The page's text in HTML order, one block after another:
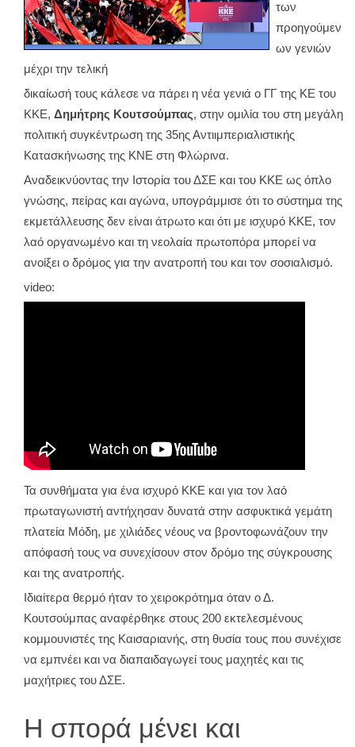
των
προηγούμεν
ων γενιών
μέχρι την τελική
δικαίωσή τους κάλεσε να πάρει η νέα γενιά ο ΓΓ της ΚΕ του
ΚΚΕ, Δημήτρης Κουτσούμπας, στην ομιλία του στη μεγάλη
πολιτική συγκέντρωση της 35ης Αντιιμπεριαλιστικής
Κατασκήνωσης της ΚΝΕ στη Φλώρινα.
Αναδεικνύοντας την Ιστορία του ΔΣΕ και του ΚΚΕ ως όπλο
γνώσης, πείρας και αγώνα, υπογράμμισε ότι το σύστημα της
εκμετάλλευσης δεν είναι άτρωτο και ότι με ισχυρό ΚΚΕ, τον
λαό οργανωμένο και τη νεολαία πρωτοπόρα μπορεί να
ανοίξει ο δρόμος για την ανατροπή του και τον σοσιαλισμό.
video:
Τα συνθήματα για ένα ισχυρό ΚΚΕ και για τον λαό
πρωταγωνιστή αντήχησαν δυνατά στην ασφυκτικά γεμάτη
πλατεία Μόδη, με χιλιάδες νέους να βροντοφωνάζουν την
απόφασή τους να συνεχίσουν στον δρόμο της σύγκρουσης
και της ανατροπής.
Ιδιαίτερα θερμό ήταν το χειροκρότημα όταν ο Δ.
Κουτσούμπας αναφέρθηκε στους 200 εκτελεσμένους
κομμουνιστές της Καισαριανής, στη θυσία τους που συνέχισε
να εμπνέει και να διαπαιδαγωγεί τους μαχητές και τις
μαχήτριες του ΔΣΕ.
Η σπορά μένει και